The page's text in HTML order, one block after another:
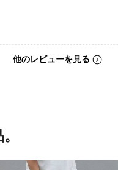
他のレビューを見る